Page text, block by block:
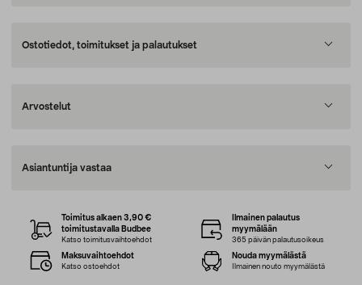
Ostotiedot, toimitukset ja palautukset
Arvostelut
Asiantuntija vastaa
Toimitus alkaen 3,90 €
toimitustavalla Budbee
Katso toimitusvaihtoehdot
Ilmainen palautus
myymälään
365 päivän palautusoikeus
Maksuvaihtoehdot
Katso ostoehdot
Nouda myymälästä
Ilmainen nouto myymälästä